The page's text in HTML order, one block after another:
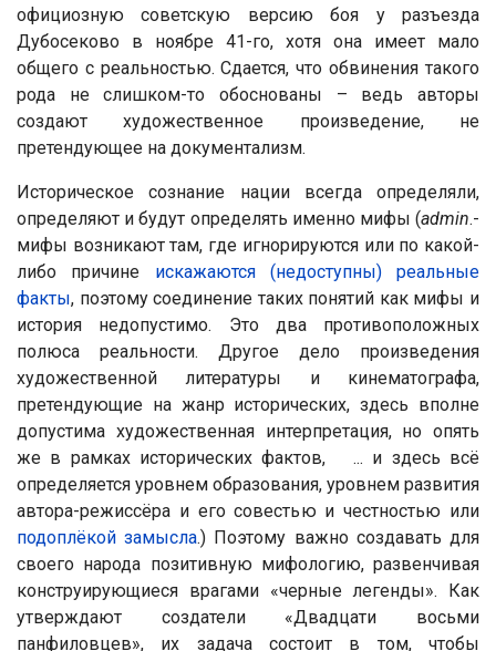
официозную советскую версию боя у разъезда
Дубосеково в ноябре 41-го, хотя она имеет мало
общего с реальностью. Сдается, что обвинения такого
рода не слишком-то обоснованы – ведь авторы
создают художественное произведение, не
претендующее на документализм.
Историческое сознание нации всегда определяли,
определяют и будут определять именно мифы (admin.-
мифы возникают там, где игнорируются или по какой-
либо причине искажаются (недоступны) реальные
факты, поэтому соединение таких понятий как мифы и
история недопустимо. Это два противоположных
полюса реальности. Другое дело произведения
художественной литературы и кинематографа,
претендующие на жанр исторических, здесь вполне
допустима художественная интерпретация, но опять
же в рамках исторических фактов, ... и здесь всё
определяется уровнем образования, уровнем развития
автора-режиссёра и его совестью и честностью или
подоплёкой замысла.) Поэтому важно создавать для
своего народа позитивную мифологию, развенчивая
конструирующиеся врагами «черные легенды». Как
утверждают создатели «Двадцати восьми
панфиловцев», их задача состоит в том, чтобы